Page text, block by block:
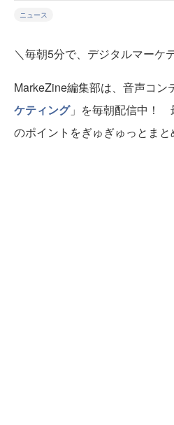
ニュース
＼毎朝5分で、デジタルマーケ
MarkeZine編集部は、音声コン
ケティング」を毎朝配信中！
のポイントをぎゅぎゅっとまと